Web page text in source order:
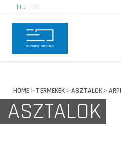
HU EN
HOME > TERMEKEK >ASZTALOK >
ASZTALOK